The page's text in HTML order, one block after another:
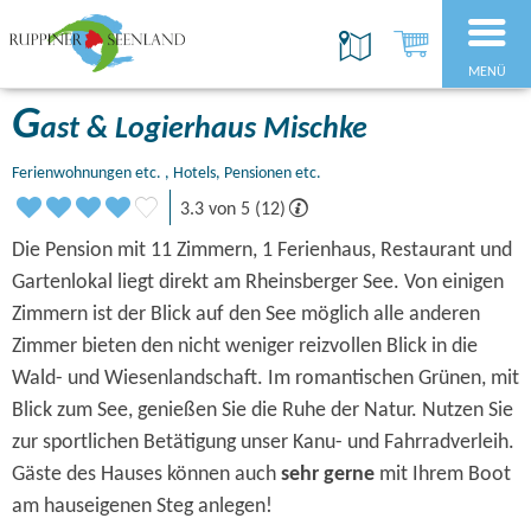
MENÜ
Gast & Logierhaus Mischke
Ferienwohnungen etc. , Hotels, Pensionen etc.
3.3 von 5 (12)
Die Pension mit 11 Zimmern, 1 Ferienhaus, Restaurant und
Gartenlokal liegt direkt am Rheinsberger See. Von einigen
Zimmern ist der Blick auf den See möglich alle anderen
Zimmer bieten den nicht weniger reizvollen Blick in die
Wald- und Wiesenlandschaft. Im romantischen Grünen, mit
Blick zum See, genießen Sie die Ruhe der Natur. Nutzen Sie
zur sportlichen Betätigung unser Kanu- und Fahrradverleih.
Gäste des Hauses können auch sehr gerne mit Ihrem Boot
am hauseigenen Steg anlegen!